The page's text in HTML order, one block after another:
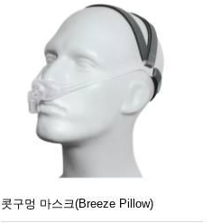
콧구멍 마스크(Breeze Pillow)